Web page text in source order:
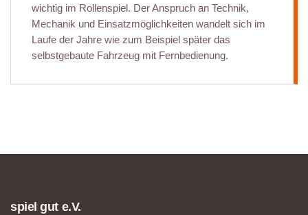
wichtig im Rollenspiel. Der Anspruch an Technik,
Mechanik und Einsatzmöglichkeiten wandelt sich im
Laufe der Jahre wie zum Beispiel später das
selbstgebaute Fahrzeug mit Fernbedienung.
spiel gut e.V.